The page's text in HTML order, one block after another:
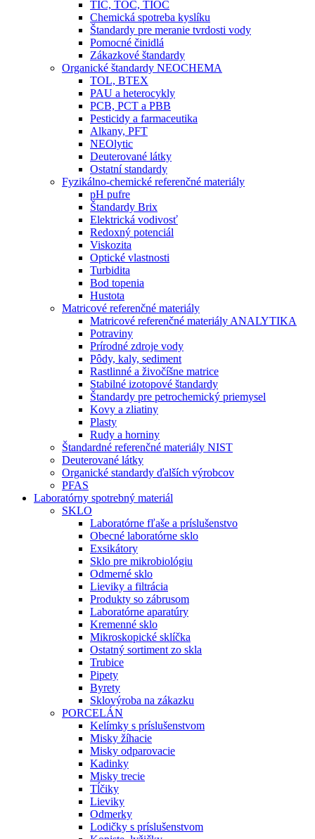
TIC, TOC, TIOC
Chemická spotreba kyslíku
Štandardy pre meranie tvrdosti vody
Pomocné činidlá
Zákazkové štandardy
Organické štandardy NEOCHEMA
TOL, BTEX
PAU a heterocykly
PCB, PCT a PBB
Pesticidy a farmaceutika
Alkany, PFT
NEOlytic
Deuterované látky
Ostatní standardy
Fyzikálno-chemické referenčné materiály
pH pufre
Štandardy Brix
Elektrická vodivosť
Redoxný potenciál
Viskozita
Optické vlastnosti
Turbidita
Bod topenia
Hustota
Matricové referenčné materiály
Matricové referenčné materiály ANALYTIKA
Potraviny
Prírodné zdroje vody
Pôdy, kaly, sediment
Rastlinné a živočíšne matrice
Stabilné izotopové štandardy
Štandardy pre petrochemický priemysel
Kovy a zliatiny
Plasty
Rudy a horniny
Štandardné referenčné materiály NIST
Deuterované látky
Organické standardy ďalších výrobcov
PFAS
Laboratórny spotrebný materiál
SKLO
Laboratórne fľaše a príslušenstvo
Obecné laboratórne sklo
Exsikátory
Sklo pre mikrobiológiu
Odmerné sklo
Lieviky a filtrácia
Produkty so zábrusom
Laboratórne aparatúry
Kremenné sklo
Mikroskopické sklíčka
Ostatný sortiment zo skla
Trubice
Pipety
Byrety
Sklovýroba na zákazku
PORCELÁN
Kelímky s príslušenstvom
Misky žíhacie
Misky odparovacie
Kadinky
Misky trecie
Tĺčiky
Lieviky
Odmerky
Lodičky s príslušenstvom